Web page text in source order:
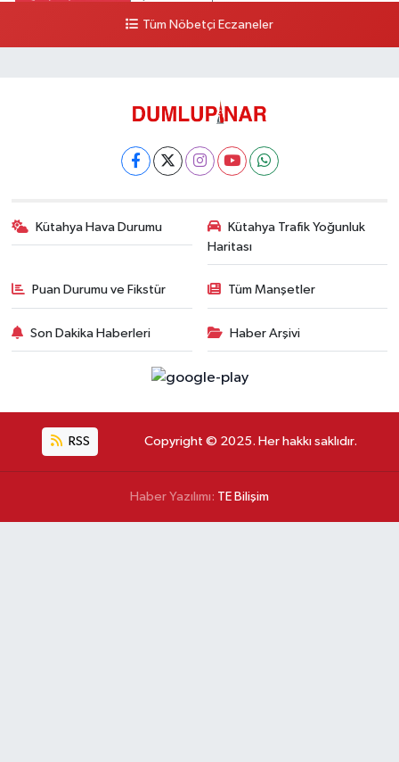
Tüm Nöbetçi Eczaneler
Kütahya Hava Durumu
Kütahya Trafik Yoğunluk
Haritası
Puan Durumu ve Fikstür Tüm Manşetler
Son Dakika Haberleri Haber Arşivi
RSS Copyright © 2025. Her hakkı saklıdır.
Haber Yazılımı: TE Bilişim